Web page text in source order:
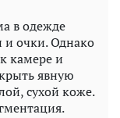
в одежде
и очки. Однако
камере и
явную
сухой коже.